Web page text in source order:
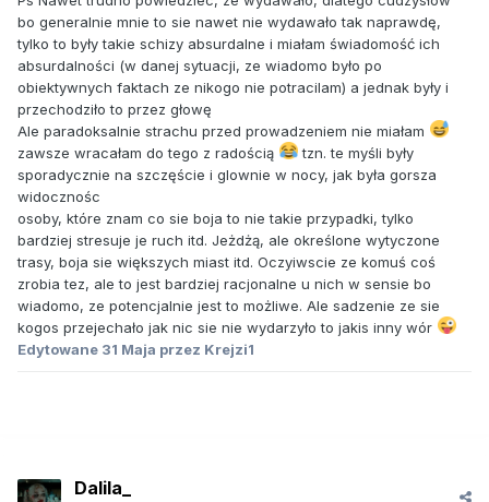
bo generalnie mnie to sie nawet nie wydawało tak naprawdę,
tylko to były takie schizy absurdalne i miałam świadomość ich
absurdalności (w danej sytuacji, ze wiadomo było po
obiektywnych faktach ze nikogo nie potracilam) a jednak były i
przechodziło to przez głowę
Ale paradoksalnie strachu przed prowadzeniem nie miałam
zawsze wracałam do tego z radością
tzn. te myśli były
sporadycznie na szczęście i glownie w nocy, jak była gorsza
widocznośc
osoby, które znam co sie boja to nie takie przypadki, tylko
bardziej stresuje je ruch itd. Jeżdżą, ale określone wytyczone
trasy, boja sie większych miast itd. Oczyiwscie ze komuś coś
zrobia tez, ale to jest bardziej racjonalne u nich w sensie bo
wiadomo, ze potencjalnie jest to możliwe. Ale sadzenie ze sie
kogos przejechało jak nic sie nie wydarzyło to jakis inny wór
Edytowane 31 Maja przez Krejzi1
Dalila_